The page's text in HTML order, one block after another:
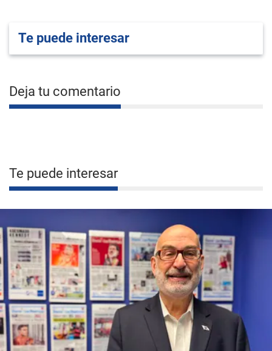
Te puede interesar
Deja tu comentario
Te puede interesar